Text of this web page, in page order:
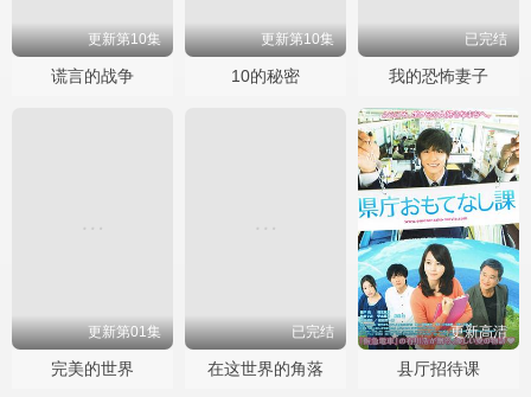
更新第10集
谎言的战争
更新第10集
10的秘密
已完结
我的恐怖妻子
更新第01集
完美的世界
已完结
在这世界的角落
更新高清
县厅招待课